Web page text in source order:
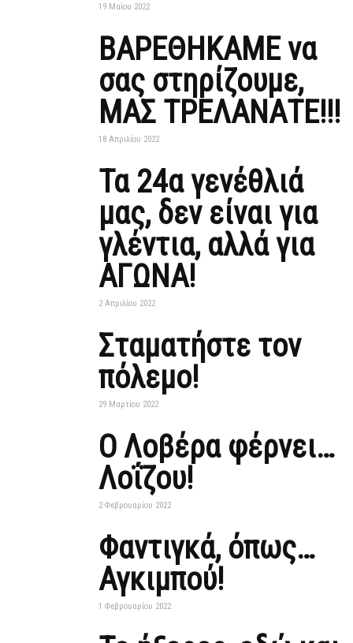
19 Μαΐου 2022
ΒΑΡΕΘΗΚΑΜΕ να
σας στηρίζουμε,
ΜΑΣ ΤΡΕΛΑΝΑΤΕ!!!
18 Απριλίου 2022
Τα 24α γενέθλιά
μας, δεν είναι για
γλέντια, αλλά για
ΑΓΩΝΑ!
2 Απριλίου 2022
Σταματήστε τον
πόλεμο!
29 Μαρτίου 2022
Ο Λοβέρα φέρνει…
Λοΐζου!
2 Φεβρουαρίου 2022
Φαντιγκά, όπως…
Αγκιμπού!
1 Φεβρουαρίου 2022